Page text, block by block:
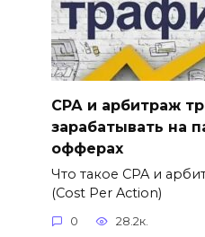
СРА и арбитраж
зарабатывать на
офферах
Что такое CPA и
(Cost Per Action)
0 28.2к.